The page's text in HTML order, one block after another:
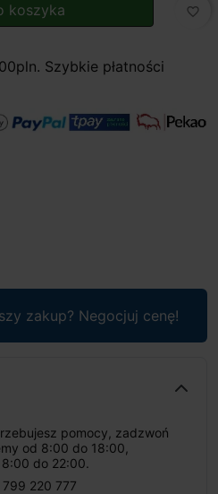
koszyka favorite_border
Szybkie płatności
zakup? Negocjuj cenę!
pomocy, zadzwoń
od 8:00 do 18:00,
do 22:00.
220 777